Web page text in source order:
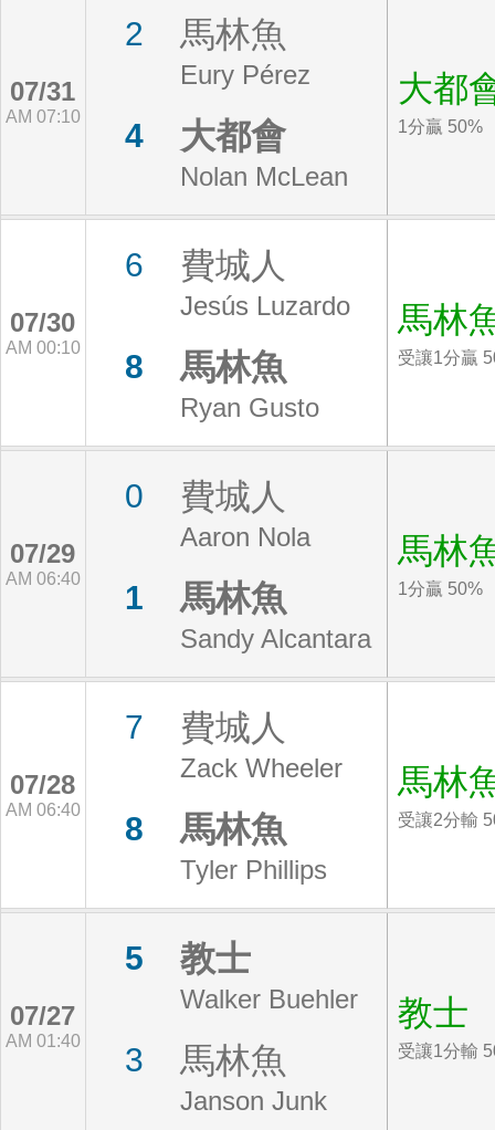
07/31
AM 07:10
2 馬林魚
Eury Pérez
4 大都會
Nolan McLean
大都
1分贏 50%
07/30
AM 00:10
6 費城人
Jesús Luzardo
8 馬林魚
Ryan Gusto
馬林
受讓1分贏
07/29
AM 06:40
0 費城人
Aaron Nola
1 馬林魚
Sandy Alcantara
馬林
1分贏 50%
07/28
AM 06:40
7 費城人
Zack Wheeler
8 馬林魚
Tyler Phillips
馬林
受讓2分輸
07/27
AM 01:40
5 教士
Walker Buehler
3 馬林魚
Janson Junk
教士
受讓1分輸